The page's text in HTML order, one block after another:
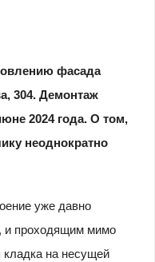
фасада
304. Демонтаж
2024 года. О том,
неоднократно
уже давно
и проходящим мимо
на несущей